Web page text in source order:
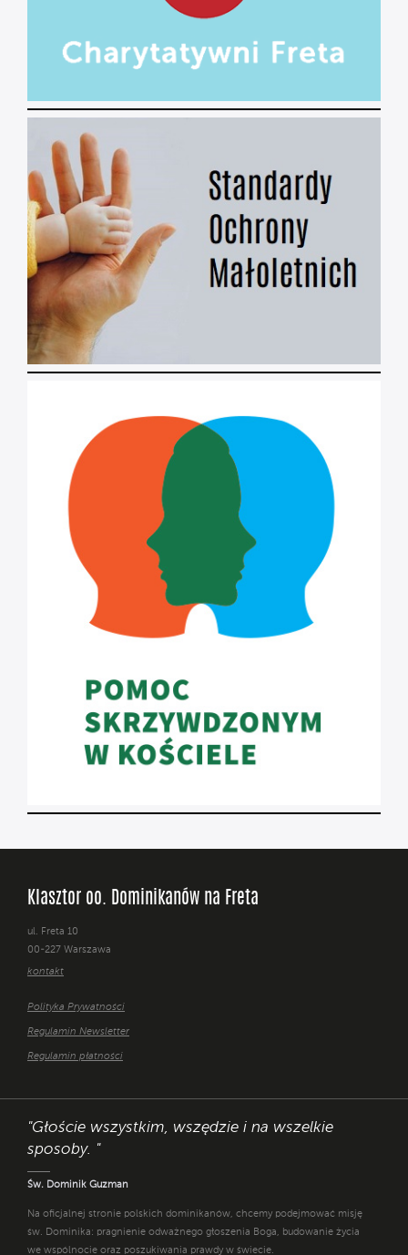
Klasztor oo. Dominikanów na Freta
ul. Freta 10
00-227 Warszawa
kontakt
Polityka Prywatności
Regulamin Newsletter
Regulamin płatności
"Głoście wszystkim, wszędzie i na wszelkie
sposoby. "
Św. Dominik Guzman
Na oficjalnej stronie polskich dominikanów, chcemy podejmować misję
św. Dominika: pragnienie odważnego głoszenia Boga, budowanie życia
we wspólnocie oraz poszukiwania prawdy w świecie.